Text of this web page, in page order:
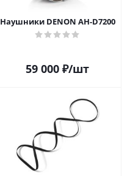
Наушники DENON AH-D7200
59 000 ₽/шт